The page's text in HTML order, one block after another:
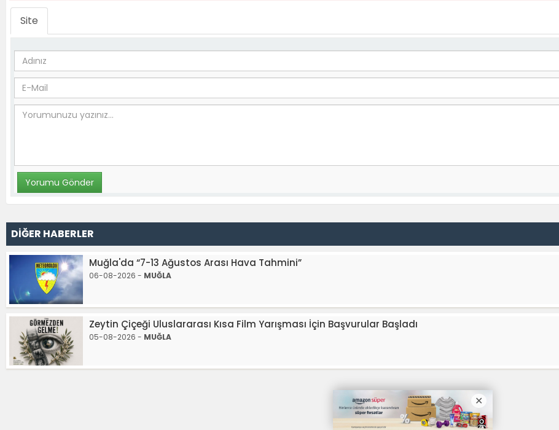
Site
DİĞER HABERLER
Muğla'da “7-13 Ağustos Arası Hava Tahmini”
06-08-2026 - MUĞLA
Zeytin Çiçeği Uluslararası Kısa Film Yarışması İçin Başvurular Başladı
05-08-2026 - MUĞLA